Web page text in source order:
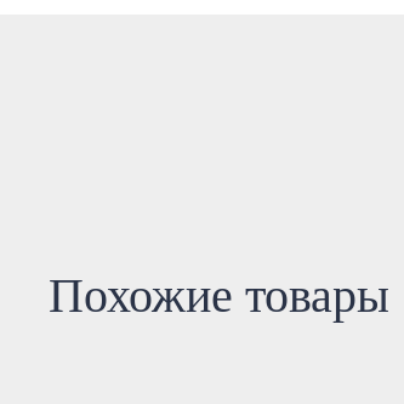
Похожие товары